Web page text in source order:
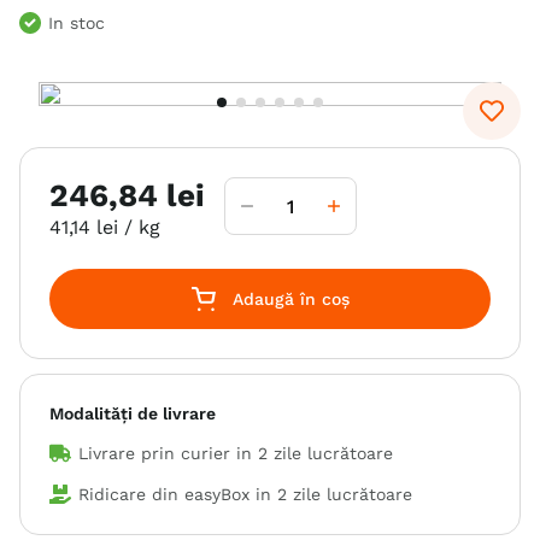
6.
hrana uscata câini
7. hypoallergenic
10. recompense caini
In stoc
246,84 lei
41,14 lei / kg
Adaugă în coș
Modalități de livrare
Livrare prin curier in 2 zile lucrătoare
Ridicare din easyBox in 2 zile lucrătoare